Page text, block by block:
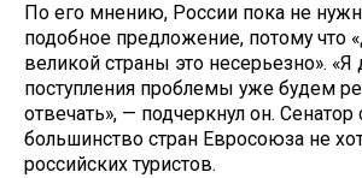
По его мнению, России пока не
подобное предложение, потому что
великой страны это несерьезно».
поступления проблемы уже будем
отвечать», — подчеркнул он. Сенатор
большинство стран Евросоюза не
российских туристов.